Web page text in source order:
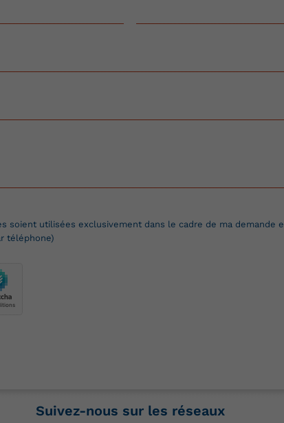
soient utilisées exclusivement dans le cadre de ma demande
téléphone)
Suivez-nous sur les réseaux